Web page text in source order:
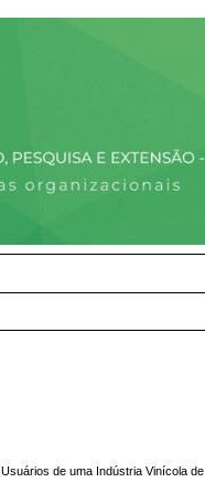
de uma Indústria Vinícola de